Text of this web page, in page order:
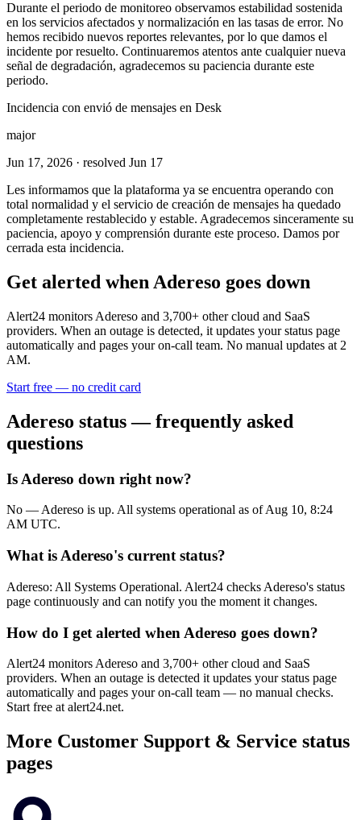
Durante el periodo de monitoreo observamos estabilidad sostenida
en los servicios afectados y normalización en las tasas de error. No
hemos recibido nuevos reportes relevantes, por lo que damos el
incidente por resuelto. Continuaremos atentos ante cualquier nueva
señal de degradación, agradecemos su paciencia durante este
periodo.
Incidencia con envió de mensajes en Desk
major
Jun 17, 2026 · resolved Jun 17
Les informamos que la plataforma ya se encuentra operando con
total normalidad y el servicio de creación de mensajes ha quedado
completamente restablecido y estable. Agradecemos sinceramente su
paciencia, apoyo y comprensión durante este proceso. Damos por
cerrada esta incidencia.
Get alerted when Adereso goes down
Alert24 monitors Adereso and 3,700+ other cloud and SaaS
providers. When an outage is detected, it updates your status page
automatically and pages your on-call team. No manual updates at 2
AM.
Start free — no credit card
Adereso status — frequently asked
questions
Is Adereso down right now?
No — Adereso is up. All systems operational as of Aug 10, 8:24
AM UTC.
What is Adereso's current status?
Adereso: All Systems Operational. Alert24 checks Adereso's status
page continuously and can notify you the moment it changes.
How do I get alerted when Adereso goes down?
Alert24 monitors Adereso and 3,700+ other cloud and SaaS
providers. When an outage is detected it updates your status page
automatically and pages your on-call team — no manual checks.
Start free at alert24.net.
More Customer Support & Service status
pages